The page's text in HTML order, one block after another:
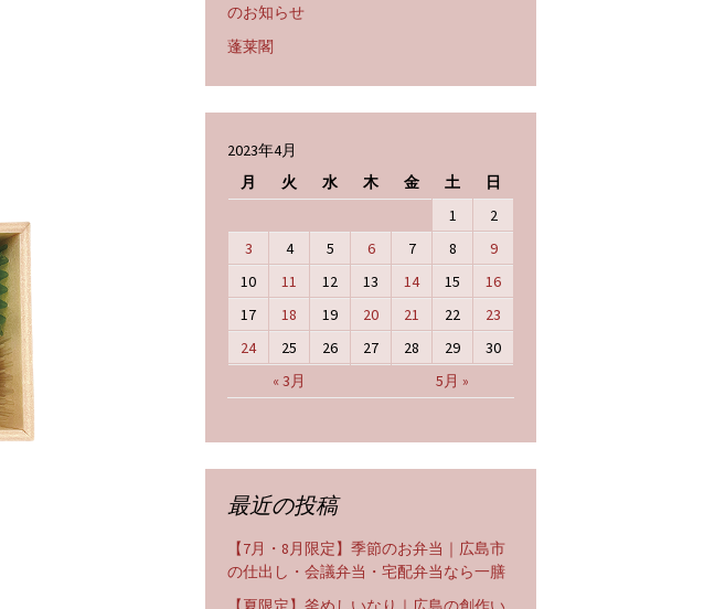
のお知らせ
蓬莱閣
2023年4月
月
火 水 木 金 土 日
« 3月 5月 »
1
2
3
4 5 6 7 8
9
10
11 12 13 14 15
16
17
18 19 20 21 22
23
24
25 26 27 28 29 30
最近の投稿
【7月・8月限定】季節のお弁当｜広島市
の仕出し・会議弁当・宅配弁当なら一膳